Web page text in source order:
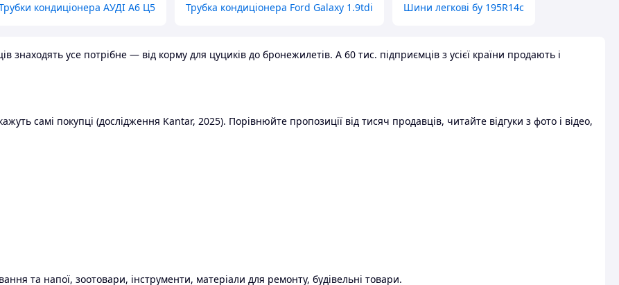
кондиціонера АУДІ А6 Ц5 Трубка кондиціонера Ford Galaxy 1.9tdi Шини легкові бу 195R14c
усе потрібне — від корму для цуциків до бронежилетів. А 60 тис. підприємців з усієї країни продають і
самі покупці (дослідження Kantar, 2025). Порівнюйте пропозиції від тисяч продавців, читайте відгуки з фото і відео,
та напої, зоотовари, інструменти, матеріали для ремонту, будівельні товари.